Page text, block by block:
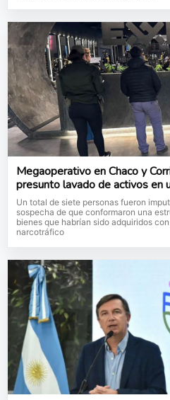
Megaoperativo en Chaco y
presunto lavado de activos en
Un total de siete personas fueron
sospecha de que conformaron una
bienes que habrían sido adquiridos
narcotráfico